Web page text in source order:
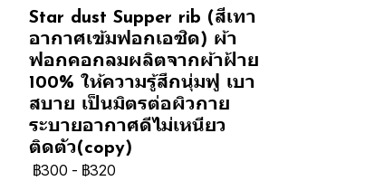
Star dust Supper rib (สีเทา
อากาศเข้มฟอกเอซิด) ผ้า
ฟอกคอกลมผลิตจากผ้าฝ้าย
100% ให้ความรู้สึกนุ่มฟู เบา
สบาย เป็นมิตรต่อผิวกาย
ระบายอากาศดีไม่เหนียว
ติดตัว(copy)
฿300 - ฿320